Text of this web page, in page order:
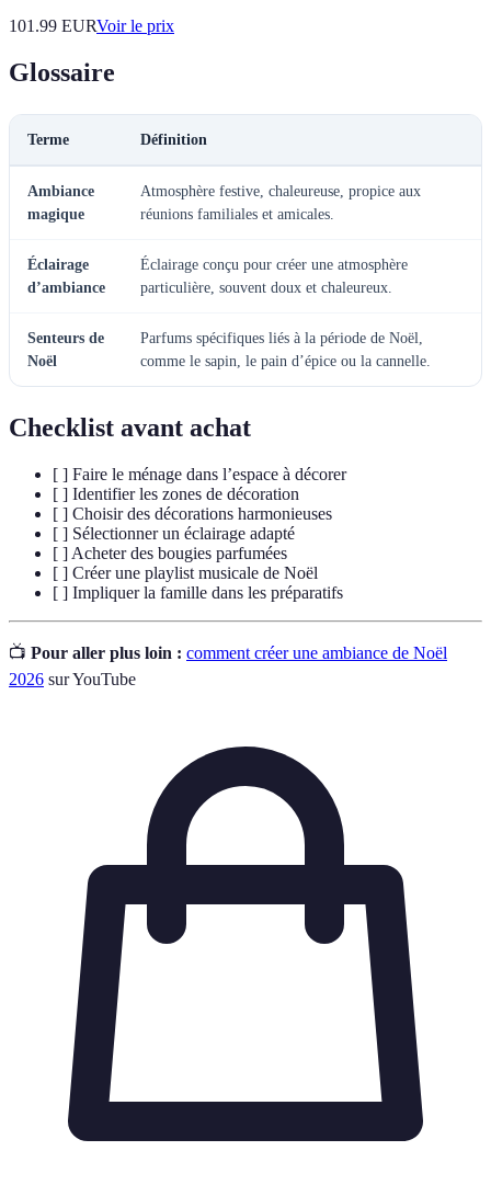
101.99 EURVoir le prix
Glossaire
Terme Définition
Ambiance
magique
Atmosphère festive, chaleureuse, propice aux
réunions familiales et amicales.
Éclairage
d’ambiance
Éclairage conçu pour créer une atmosphère
particulière, souvent doux et chaleureux.
Senteurs de
Noël
Parfums spécifiques liés à la période de Noël,
comme le sapin, le pain d’épice ou la cannelle.
Checklist avant achat
[ ] Faire le ménage dans l’espace à décorer
[ ] Identifier les zones de décoration
[ ] Choisir des décorations harmonieuses
[ ] Sélectionner un éclairage adapté
[ ] Acheter des bougies parfumées
[ ] Créer une playlist musicale de Noël
[ ] Impliquer la famille dans les préparatifs
📺 Pour aller plus loin : comment créer une ambiance de Noël
2026 sur YouTube